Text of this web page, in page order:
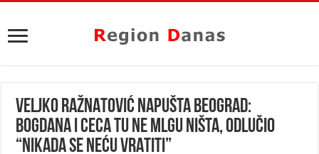
VELJKO RAŽNATOVIĆ NAPUŠTA BEOGRAD:
Bogdana i Ceca tu ne mlgu ništa, odlučio
“NIKADA SE NEĆU VRATITI”